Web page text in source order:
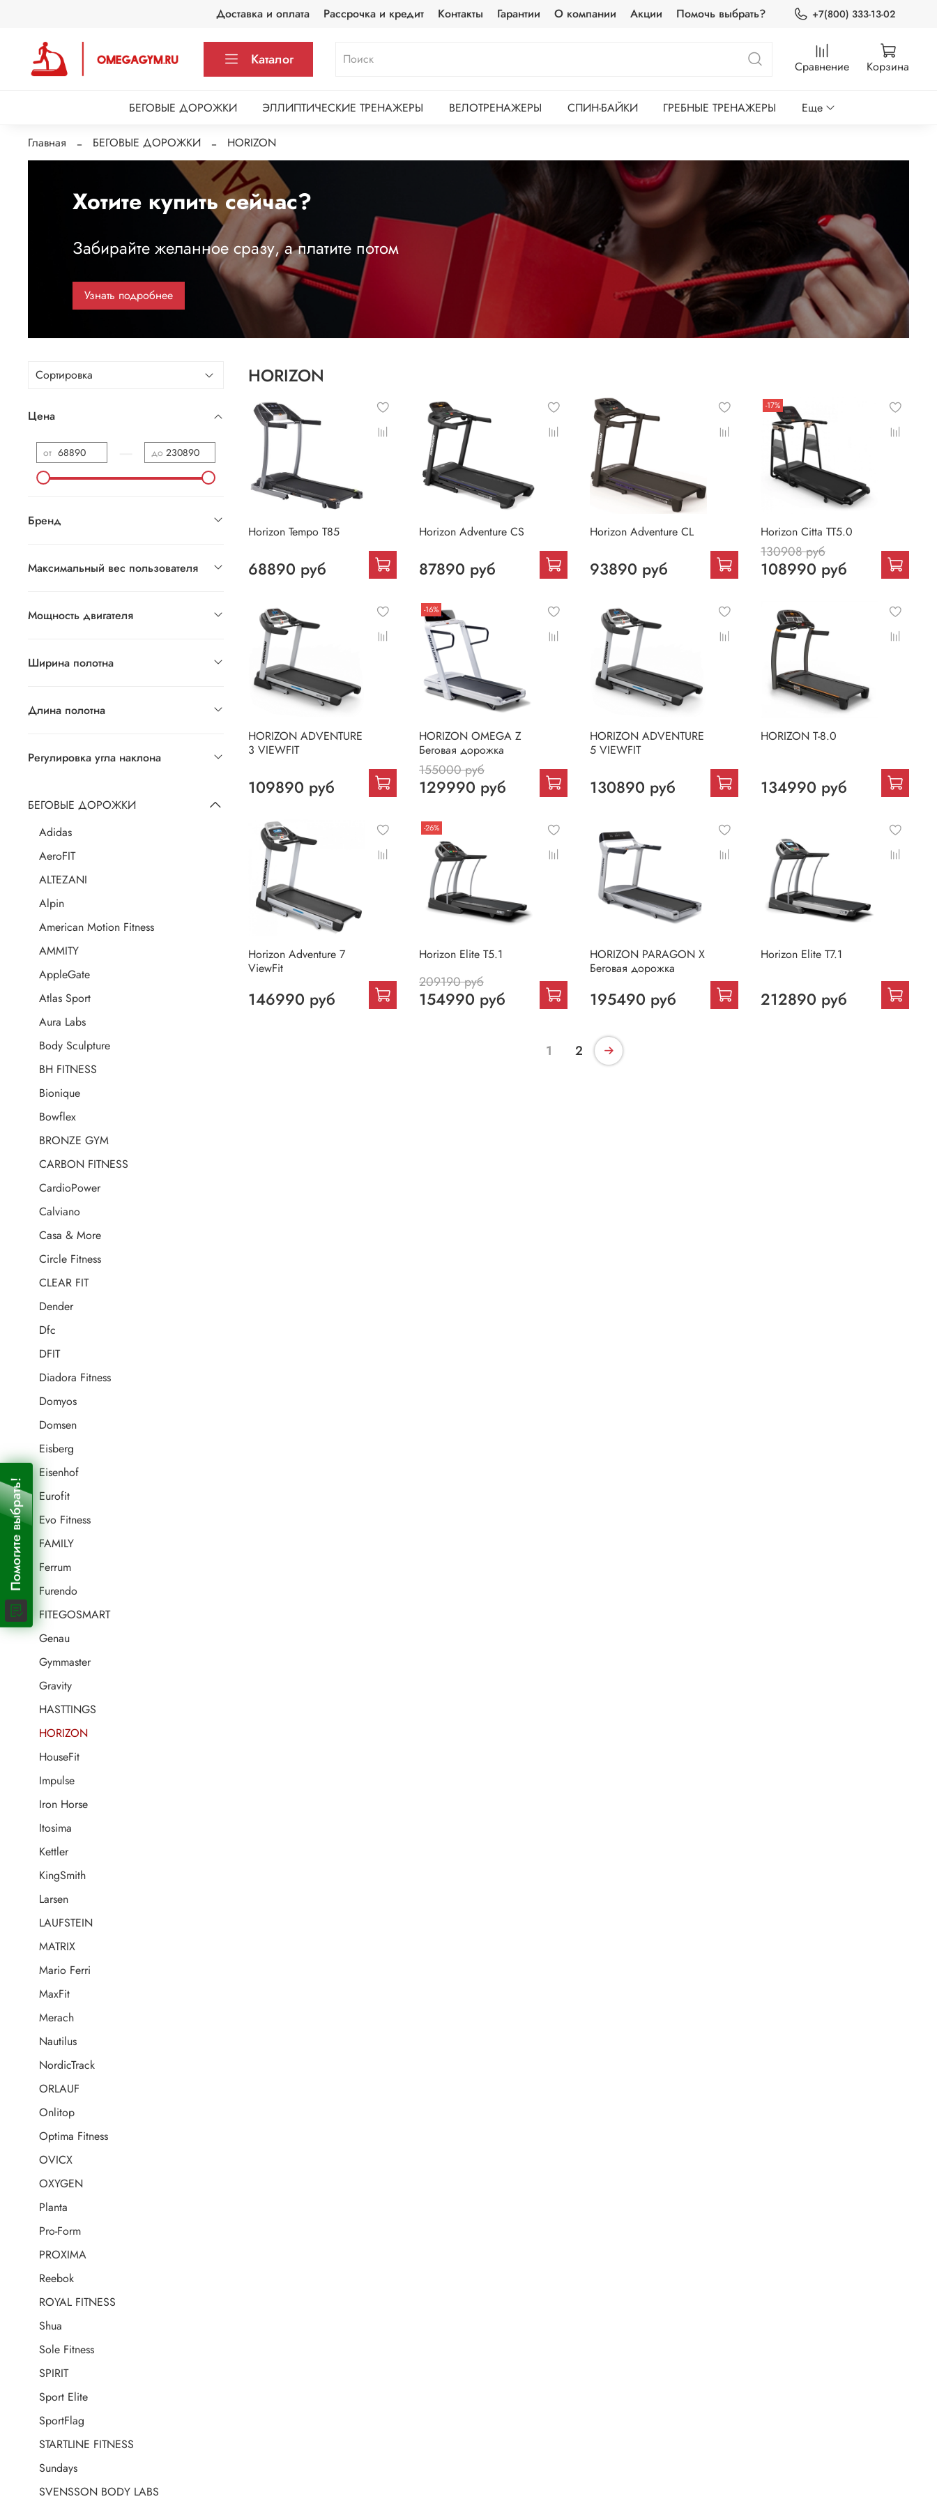
Помогите выбрать!
Доставка и оплата Рассрочка и кредит Контакты Гарантии О компании Акции Помочь выбрать? +7(800) 333-13-02
Каталог Сравнение Корзина
БЕГОВЫЕ ДОРОЖКИ ЭЛЛИПТИЧЕСКИЕ ТРЕНАЖЕРЫ ВЕЛОТРЕНАЖЕРЫ СПИН-БАЙКИ ГРЕБНЫЕ ТРЕНАЖЕРЫ Еще
Главная БЕГОВЫЕ ДОРОЖКИ HORIZON
Хотите купить сейчас?
Забирайте желанное сразу, а платите потом
Узнать подробнее
HORIZON
Horizon Tempo T85
68890 руб
Horizon Adventure CS
87890 руб
Horizon Adventure CL
93890 руб
-17%
Horizon Citta TT5.0
130908 руб
108990 руб
HORIZON ADVENTURE
3 VIEWFIT
109890 руб
-16%
HORIZON OMEGA Z
Беговая дорожка
155000 руб
129990 руб
HORIZON ADVENTURE
5 VIEWFIT
130890 руб
HORIZON T-8.0
134990 руб
Horizon Adventure 7
ViewFit
146990 руб
-26%
Horizon Elite T5.1
209190 руб
154990 руб
HORIZON PARAGON X
Беговая дорожка
195490 руб
Horizon Elite T7.1
212890 руб
1 2
Цена
от до
Бренд
Максимальный вес пользователя
Мощность двигателя
Ширина полотна
Длина полотна
Регулировка угла наклона
БЕГОВЫЕ ДОРОЖКИ
Adidas
AeroFIT
ALTEZANI
Alpin
American Motion Fitness
AMMITY
AppleGate
Atlas Sport
Aura Labs
Body Sculpture
BH FITNESS
Bionique
Bowflex
BRONZE GYM
CARBON FITNESS
CardioPower
Calviano
Casa & More
Circle Fitness
CLEAR FIT
Dender
Dfc
DFIT
Diadora Fitness
Domyos
Domsen
Eisberg
Eisenhof
Eurofit
Evo Fitness
FAMILY
Ferrum
Furendo
FITEGOSMART
Genau
Gymmaster
Gravity
HASTTINGS
HORIZON
HouseFit
Impulse
Iron Horse
Itosima
Kettler
KingSmith
Larsen
LAUFSTEIN
MATRIX
Mario Ferri
MaxFit
Merach
Nautilus
NordicTrack
ORLAUF
Onlitop
Optima Fitness
OVICX
OXYGEN
Planta
Pro-Form
PROXIMA
Reebok
ROYAL FITNESS
Shua
Sole Fitness
SPIRIT
Sport Elite
SportFlag
STARTLINE FITNESS
Sundays
SVENSSON BODY LABS